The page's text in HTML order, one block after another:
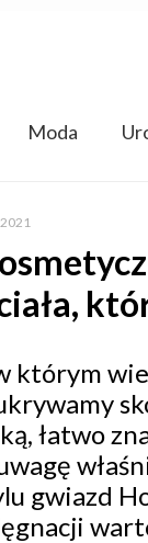
Moda
którym
łatwo
gwiazd